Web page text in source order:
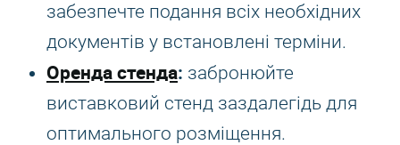
забезпечте подання всіх необхідних
документів у встановлені терміни.
Оренда стенда: забронюйте
виставковий стенд заздалегідь для
оптимального розміщення.